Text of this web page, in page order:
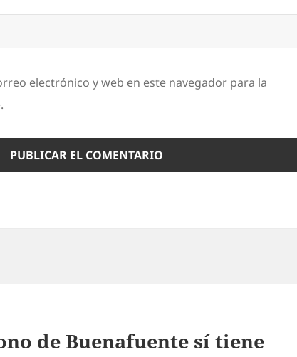
electrónico y web en este navegador para la
de Buenafuente sí tiene